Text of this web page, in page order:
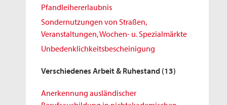
Pfandleihererlaubnis
Sondernutzungen von Straßen,
Veranstaltungen, Wochen- u. Spezialmärkte
Unbedenklichkeitsbescheinigung
Verschiedenes Arbeit & Ruhestand (13)
Anerkennung ausländischer